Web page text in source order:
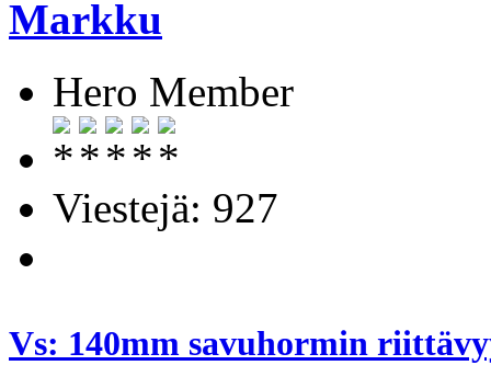
Markku
Hero Member
Viestejä: 927
Vs: 140mm savuhormin